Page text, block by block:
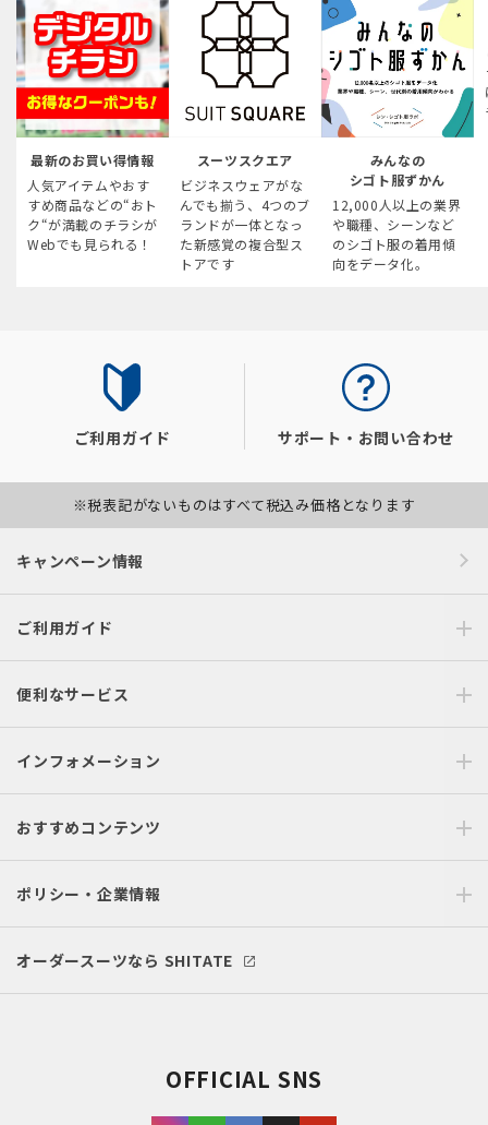
最新のお買い得情報
人気アイテムやおす
すめ商品などの“おト
ク“が満載のチラシが
Webでも見られる！
スーツスクエア
ビジネスウェアがな
んでも揃う、4つのブ
ランドが一体となっ
た新感覚の複合型ス
トアです
みんなの
シゴト服ずかん
12,000人以上の業界
や職種、シーンなど
のシゴト服の着用傾
向をデータ化。
ご利用ガイド サポート・お問い合わせ
※税表記がないものはすべて税込み価格となります
キャンペーン情報
ご利用ガイド
便利なサービス
インフォメーション
おすすめコンテンツ
ポリシー・企業情報
オーダースーツなら SHITATE
OFFICIAL SNS